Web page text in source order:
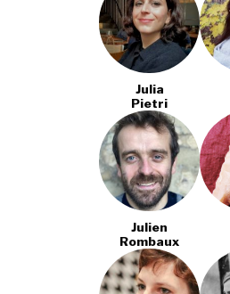
Julia
Pietri
Julien
Rombaux